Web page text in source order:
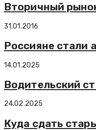
Вторичный
31.01.2016
Россияне стали
14.01.2025
Водительский
24.02.2025
Куда сдать